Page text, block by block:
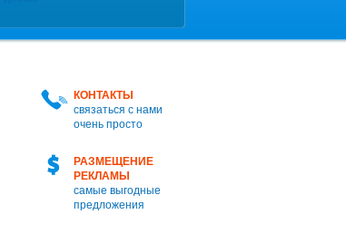
КОНТАКТЫ
связаться с нами
очень просто
РАЗМЕЩЕНИЕ
РЕКЛАМЫ
самые выгодные
предложения